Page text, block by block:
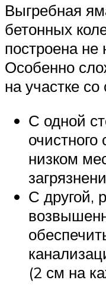
Выгребная
бетонных
построена
Особенно
на участке
С одной
низком
С другой,
(2 см на